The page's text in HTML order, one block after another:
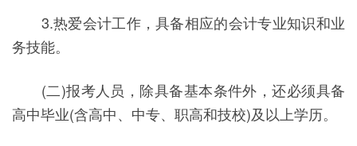
3.热爱会计工作，具备相应的会计专业知识和业
务技能。
(二)报考人员，除具备基本条件外，还必须具备
高中毕业(含高中、中专、职高和技校)及以上学历。